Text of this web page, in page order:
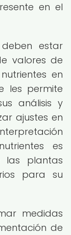
en el
estar
valores de
en
les permite
análisis y
ajustes en
es
las plantas
para su
medidas
de